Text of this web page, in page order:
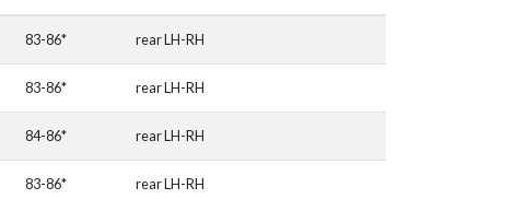
83-86* rear LH-RH
83-86* rear LH-RH
84-86* rear LH-RH
83-86* rear LH-RH